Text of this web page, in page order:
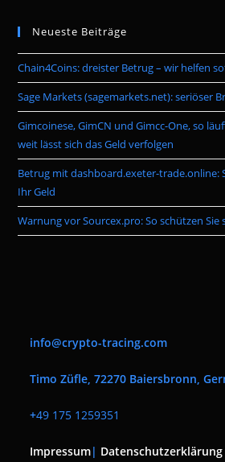
Neueste Beiträge
Chain4Coins: dreister Betrug – wir helfen
Sage Markets (sagemarkets.net): seriöser
Gimcoinese, GimCN und Gimcc-One, so
weit lässt sich das Geld verfolgen
Betrug mit dashboard.exeter-trade.online:
Ihr Geld
Warnung vor Sourcex.pro: So schützen
info@crypto-tracing.com
Timo Züfle, 72270 Baiersbronn,
+49 175 1259351
Impressum| Datenschutzerklärung